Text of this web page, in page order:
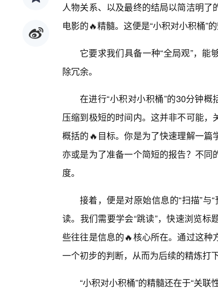
人物关系、以及最终的结局以简洁明
电影的🔥精髓。这便是“小积对小积桶”
它要求我们具备一种“全局观”，
除冗余。
在进行“小积对小积桶”的30分钟
压缩到极短的时间内。这并非不可能
概括的🔥目标。你是为了快速理解一
亦或是为了准备一个简短的报告？不
度。
接着，便是对原始信息的“扫描”与
读。我们需要学会“跳读”，快速浏览
些往往是信息的🔥核心所在。通过这
一个初步的判断，从而为后续的精炼打
“小积对小积桶”的精髓还在于“关